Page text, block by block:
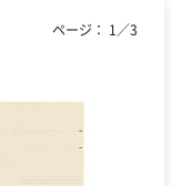
ページ： 1 ／3